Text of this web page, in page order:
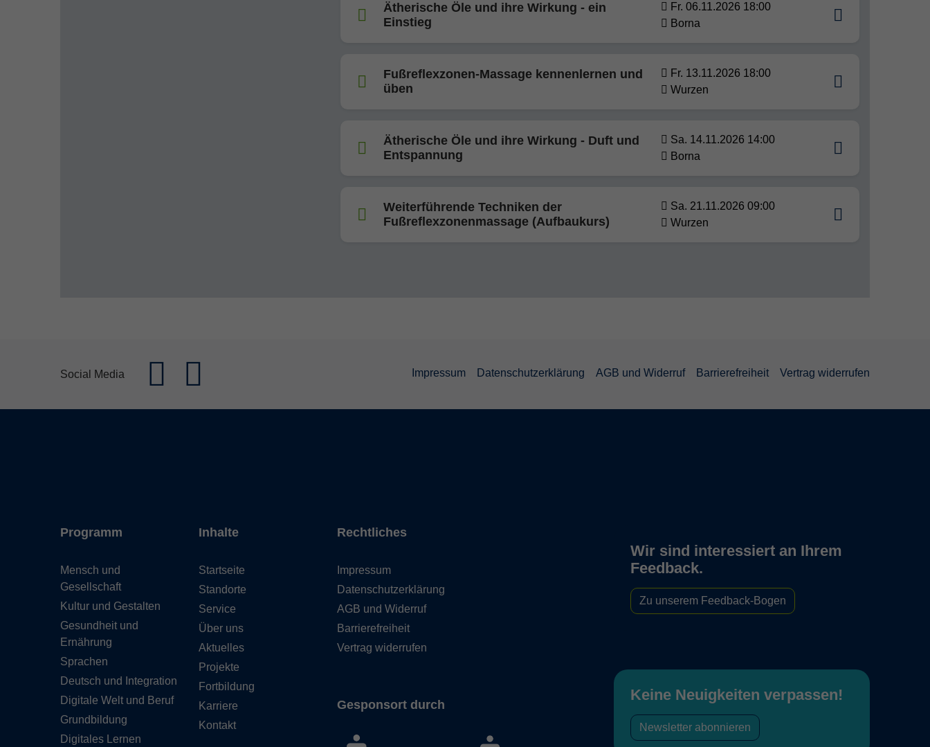
Ätherische Öle und ihre Wirkung - ein
Einstieg
Fr. 06.11.2026 18:00
Borna
Fußreflexzonen-Massage kennenlernen und
üben
Fr. 13.11.2026 18:00
Wurzen
Ätherische Öle und ihre Wirkung - Duft und
Entspannung
Sa. 14.11.2026 14:00
Borna
Weiterführende Techniken der
Fußreflexzonenmassage (Aufbaukurs)
Sa. 21.11.2026 09:00
Wurzen
Social Media Impressum Datenschutzerklärung AGB und Widerruf Barrierefreiheit Vertrag widerrufen
Programm
Mensch und
Gesellschaft
Kultur und Gestalten
Gesundheit und
Ernährung
Sprachen
Deutsch und Integration
Digitale Welt und Beruf
Grundbildung
Digitales Lernen
Inhalte
Startseite
Standorte
Service
Über uns
Aktuelles
Projekte
Fortbildung
Karriere
Kontakt
Rechtliches
Impressum
Datenschutzerklärung
AGB und Widerruf
Barrierefreiheit
Vertrag widerrufen
Gesponsort durch
Wir sind interessiert an Ihrem
Feedback.
Zu unserem Feedback-Bogen
Keine Neuigkeiten verpassen!
Newsletter abonnieren